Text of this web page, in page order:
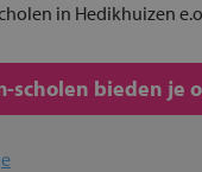
in Hedikhuizen
scholen bieden